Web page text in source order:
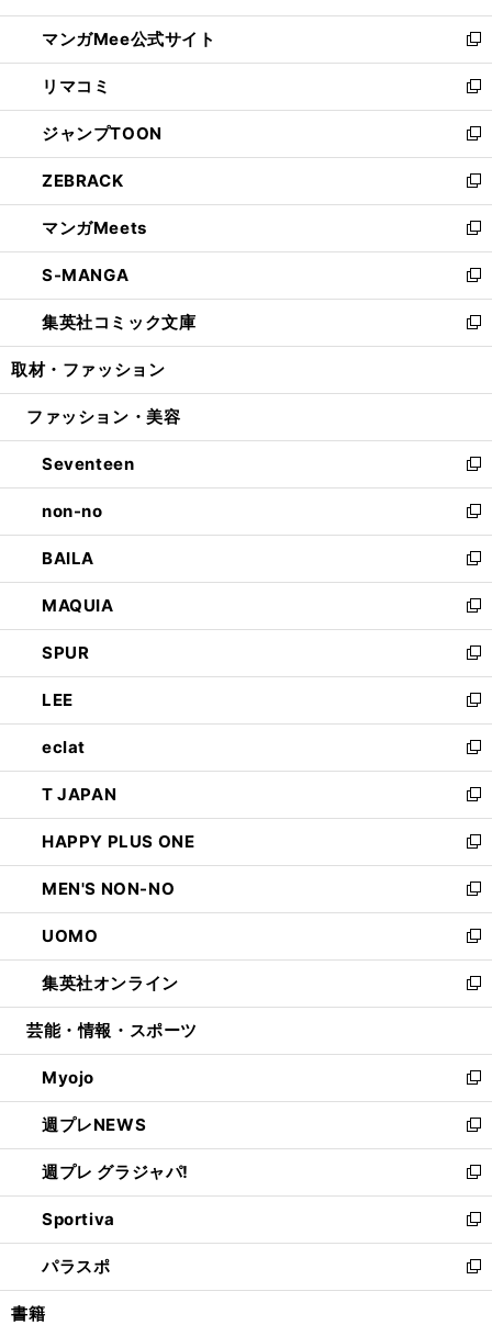
開
く
ン
ド
ウ
で
開
く
ウ
ィ
ン
ド
ウ
で
開
く
し
い
ウ
ィ
ン
ド
ウ
で
開
く
マンガMee公式サイト
新
し
い
ウ
ィ
ン
ド
ウ
で
開
く
リマコミ
新
し
い
ウ
ィ
ン
ド
ウ
で
開
く
ジャンプTOON
新
し
い
ウ
ィ
ン
ド
ウ
で
開
ZEBRACK
新
し
い
ウ
ィ
ン
ド
ウ
開
マンガMeets
新
し
い
ウ
ィ
ン
ウ
開
く
S-MANGA
新
し
い
ウ
ン
ウ
で
開
く
集英社コミック文庫
新
し
ウ
ン
ド
ウ
で
開
く
取材・ファッション
ファッション・美容
Seventeen
新
し
い
ウ
ィ
ン
ド
ウ
で
開
く
non-no
新
し
い
ウ
ィ
ン
ド
ウ
で
開
く
BAILA
新
し
い
ウ
ィ
ン
ド
ウ
で
開
く
MAQUIA
新
し
い
ウ
ィ
ン
ド
ウ
で
開
く
SPUR
新
し
い
ウ
ィ
ン
ド
ウ
で
開
く
LEE
新
し
い
ウ
ィ
ン
ド
ウ
で
開
く
eclat
新
し
い
ウ
ィ
ン
ド
ウ
で
開
く
T JAPAN
新
し
い
ウ
ィ
ン
ド
ウ
で
開
HAPPY PLUS ONE
新
し
い
ウ
ィ
ン
ド
ウ
開
く
MEN'S NON-NO
新
し
い
ウ
ィ
ン
ウ
で
開
く
UOMO
新
し
い
ウ
ン
ド
ウ
で
開
く
集英社オンライン
新
し
ウ
ィ
ン
ド
ウ
で
開
く
芸能・情報・スポーツ
Myojo
新
し
い
ウ
ィ
ン
ド
ウ
で
開
週プレNEWS
新
し
い
ウ
ィ
ン
ド
ウ
週プレ グラジャパ!
新
し
い
ウ
ィ
ン
Sportiva
新
し
い
ウ
パラスポ
新
し
書籍